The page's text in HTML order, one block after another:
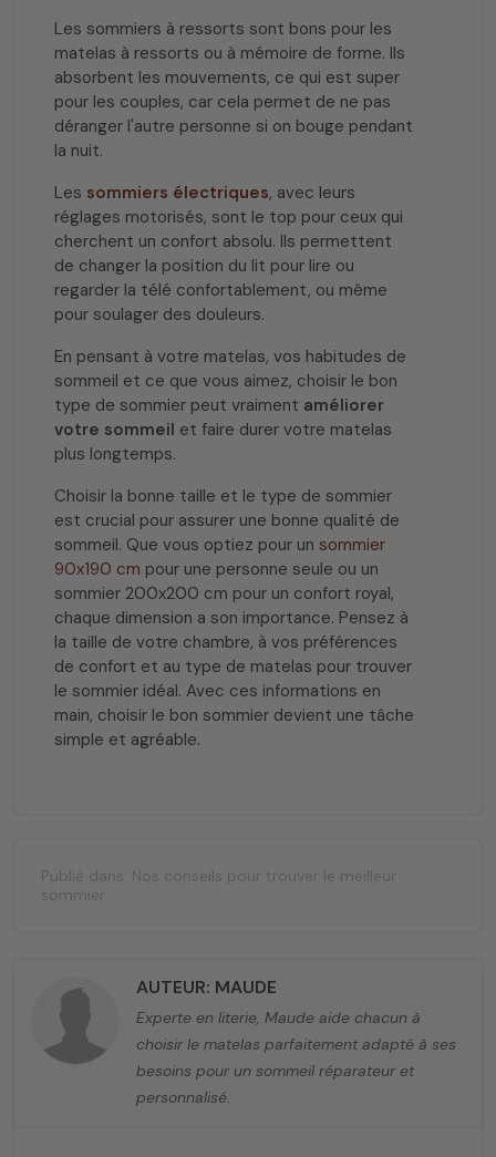
Les sommiers à ressorts sont bons pour les
matelas à ressorts ou à mémoire de forme. Ils
absorbent les mouvements, ce qui est super
pour les couples, car cela permet de ne pas
déranger l'autre personne si on bouge pendant
la nuit.
Les sommiers électriques, avec leurs
réglages motorisés, sont le top pour ceux qui
cherchent un confort absolu. Ils permettent
de changer la position du lit pour lire ou
regarder la télé confortablement, ou même
pour soulager des douleurs.
En pensant à votre matelas, vos habitudes de
sommeil et ce que vous aimez, choisir le bon
type de sommier peut vraiment améliorer
votre sommeil et faire durer votre matelas
plus longtemps.
Choisir la bonne taille et le type de sommier
est crucial pour assurer une bonne qualité de
sommeil. Que vous optiez pour un sommier
90x190 cm pour une personne seule ou un
sommier 200x200 cm pour un confort royal,
chaque dimension a son importance. Pensez à
la taille de votre chambre, à vos préférences
de confort et au type de matelas pour trouver
le sommier idéal. Avec ces informations en
main, choisir le bon sommier devient une tâche
simple et agréable.
Publié dans: Nos conseils pour trouver le meilleur
sommier
AUTEUR: MAUDE
Experte en literie, Maude aide chacun à
choisir le matelas parfaitement adapté à ses
besoins pour un sommeil réparateur et
personnalisé.